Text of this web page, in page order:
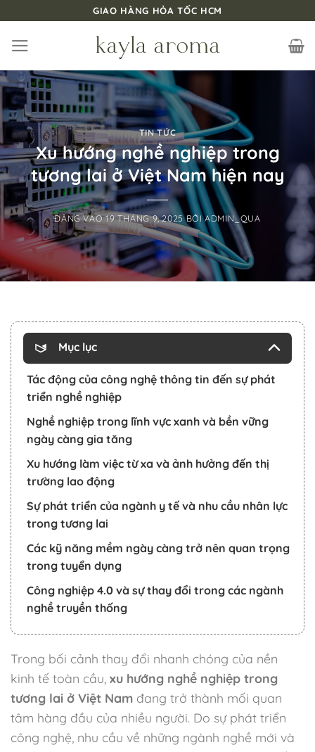
nội
dung
GIAO HÀNG HỎA TỐC HCM
TIN TỨC
Xu hướng nghề nghiệp trong
tương lai ở Việt Nam hiện nay
ĐĂNG VÀO19 THÁNG 9, 2025 BỞIADMIN_QUA
Mục lục
Tác động của công nghệ thông tin đến sự phát
triển nghề nghiệp
Nghề nghiệp trong lĩnh vực xanh và bền vững
ngày càng gia tăng
Xu hướng làm việc từ xa và ảnh hưởng đến thị
trường lao động
Sự phát triển của ngành y tế và nhu cầu nhân lực
trong tương lai
Các kỹ năng mềm ngày càng trở nên quan trọng
trong tuyển dụng
Công nghiệp 4.0 và sự thay đổi trong các ngành
nghề truyền thống
Trong bối cảnh thay đổi nhanh chóng của nền
kinh tế toàn cầu, xu hướng nghề nghiệp trong
tương lai ở Việt Nam đang trở thành mối quan
tâm hàng đầu của nhiều người. Do sự phát triển
công nghệ, nhu cầu về những ngành nghề mới và